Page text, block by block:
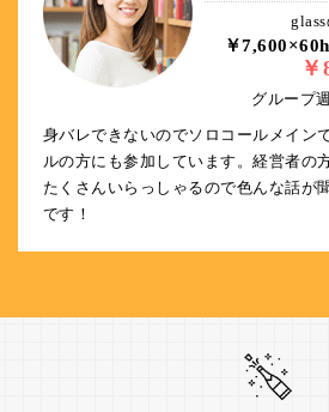
￥
グループ
身バレできないのでソロコールメイン
ルの方にも参加しています。経営者の
たくさんいらっしゃるので色んな話が
です！